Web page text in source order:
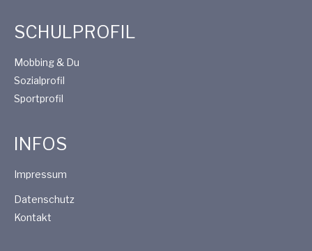
SCHULPROFIL
Mobbing & Du
Sozialprofil
Sportprofil
INFOS
Impressum
Datenschutz
Kontakt